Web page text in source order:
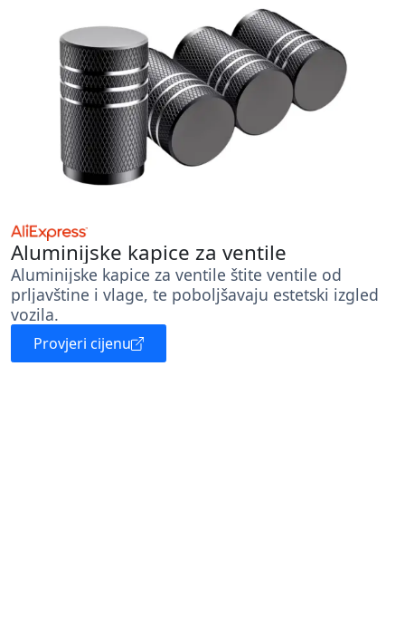
Aluminijske kapice za ventile
Aluminijske kapice za ventile štite ventile od
prljavštine i vlage, te poboljšavaju estetski izgled
vozila.
Provjeri cijenu